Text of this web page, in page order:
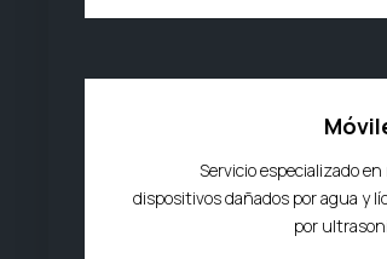
Servicio especializado
dispositivos dañados por agua y
por